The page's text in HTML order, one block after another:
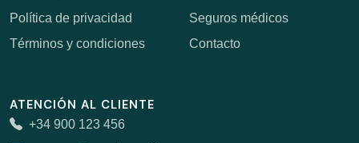
Política de privacidad
Términos y condiciones
Seguros médicos
Contacto
ATENCIÓN AL CLIENTE
+34 900 123 456